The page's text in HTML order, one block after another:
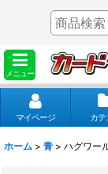
メニュー
マイページ カテ
ホーム > 青 > ハグワー